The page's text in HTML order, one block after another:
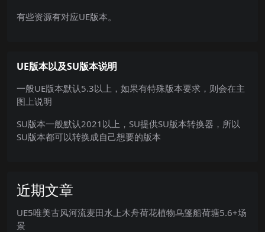
有些资源有对应UE版本。
UE版本以及SU版本说明
一般UE版本默认5.3以上，如果有特殊版本要求，则会在主
图上说明
SU版本一般默认2021以上，SU提供SU版本转换器，所以
SU版本都可以转换成自己想要的版本
近期文章
UE5唯美古风河流麦田水上木舟荷花植物乌篷船荷塘5.6+场
景